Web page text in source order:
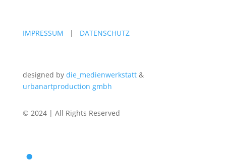
IMPRESSUM | DATENSCHUTZ
designed by die_medienwerkstatt&
urbanartproduction gmbh
© 2024 | All Rights Reserved